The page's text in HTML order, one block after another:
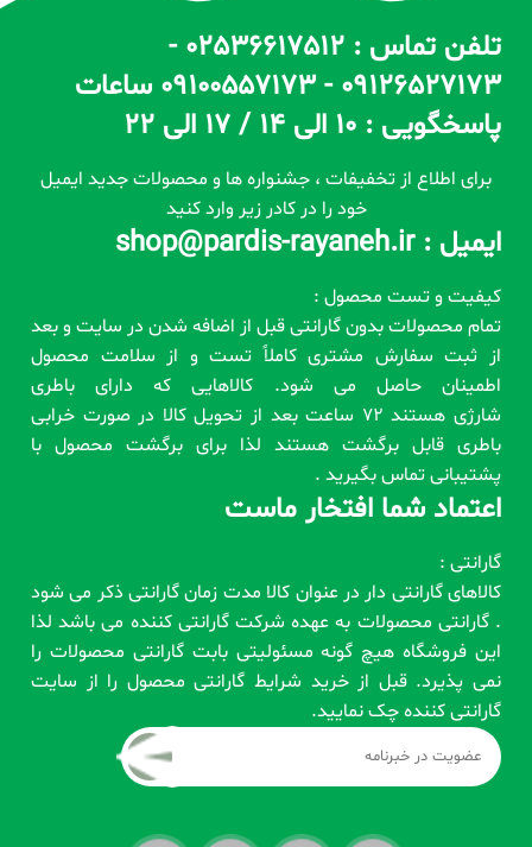
تلفن تماس : 02536617512 -
09126527173 - 09100557173 ساعات
پاسخگویی : 10 الی 14 / 17 الی 22
برای اطلاع از تخفیفات ، جشنواره ها و محصولات جدید ایمیل
خود را در کادر زیر وارد کنید
ایمیل : shop@pardis-rayaneh.ir
کیفیت و تست محصول :
تمام محصولات بدون گارانتی قبل از اضافه شدن در سایت و بعد
از ثبت سفارش مشتری کاملاً تست و از سلامت محصول
اطمینان حاصل می شود. کالاهایی که دارای باطری
شارژی هستند 72 ساعت بعد از تحویل کالا در صورت خرابی
باطری قابل برگشت هستند لذا برای برگشت محصول با
پشتیبانی تماس بگیرید .
اعتماد شما افتخار ماست
گارانتی :
کالاهای گارانتی دار در عنوان کالا مدت زمان گارانتی ذکر می شود
. گارانتی محصولات به عهده شرکت گارانتی کننده می باشد لذا
این فروشگاه هیچ گونه مسئولیتی بابت گارانتی محصولات را
نمی پذیرد. قبل از خرید شرایط گارانتی محصول را از سایت
گارانتی کننده چک نمایید.